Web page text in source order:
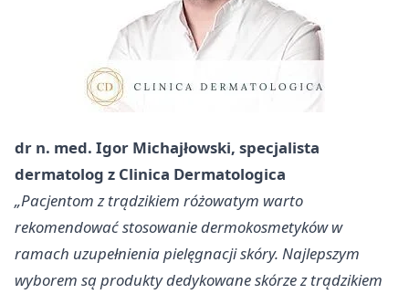
dr n. med. Igor Michajłowski, specjalista
dermatolog z Clinica Dermatologica
„Pacjentom z trądzikiem różowatym warto
rekomendować stosowanie dermokosmetyków w
ramach uzupełnienia pielęgnacji skóry. Najlepszym
wyborem są produkty dedykowane skórze z trądzikiem